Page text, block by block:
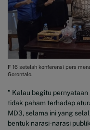
F 16 setelah konferensi pers
Gorontalo.
” Kalau begitu
tidak paham terhadap
MD3, selama ini yang
bentuk narasi-narasi